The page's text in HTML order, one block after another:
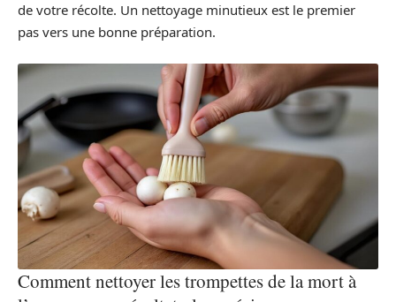
de votre récolte. Un nettoyage minutieux est le premier
pas vers une bonne préparation.
Comment nettoyer les trompettes de la mort à